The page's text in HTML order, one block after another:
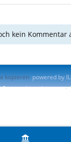
kein Kommentar
kopieren powered by
Support kontaktieren